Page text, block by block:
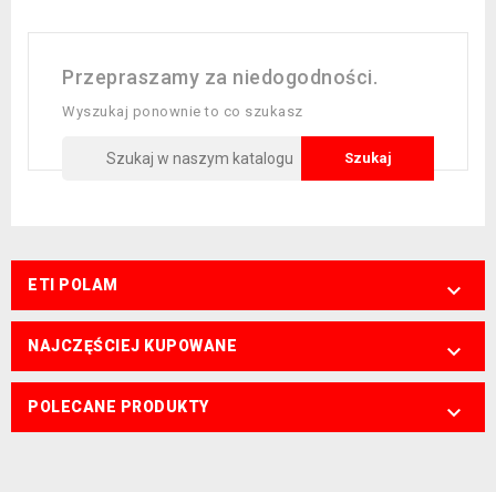
Przepraszamy za niedogodności.
Wyszukaj ponownie to co szukasz
Szukaj
ETI POLAM 
NAJCZĘŚCIEJ KUPOWANE 
POLECANE PRODUKTY 